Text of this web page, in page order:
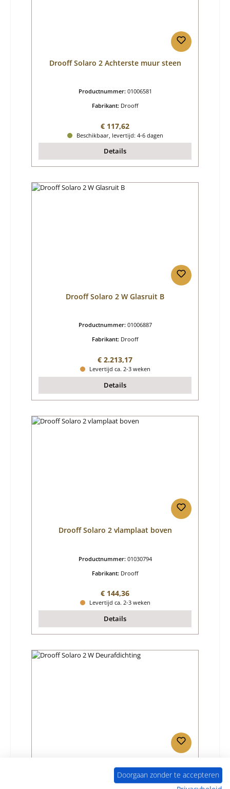
Drooff Solaro 2 Achterste muur steen
Productnummer: 01006581
Fabrikant: Drooff
Normale prijs:
€ 117,62
Beschikbaar, levertijd: 4-6 dagen
Details
Drooff Solaro 2 W Glasruit B
Productnummer: 01006887
Fabrikant: Drooff
Normale prijs:
€ 2.213,17
Levertijd ca. 2-3 weken
Details
Drooff Solaro 2 vlamplaat boven
Productnummer: 01030794
Fabrikant: Drooff
Normale prijs:
€ 144,36
Levertijd ca. 2-3 weken
Details
Doorgaan zonder te accepteren